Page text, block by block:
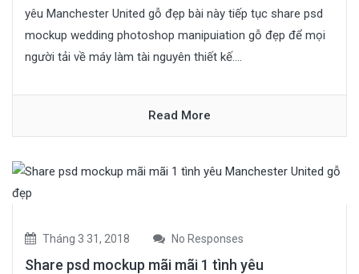
yêu Manchester United gỗ đẹp bài này tiếp tục share psd
mockup wedding photoshop manipuiation gỗ đẹp để mọi
người tải về máy làm tài nguyên thiết kế....
Read More
Tháng 3 31, 2018 No Responses
Share psd mockup mãi mãi 1 tình yêu